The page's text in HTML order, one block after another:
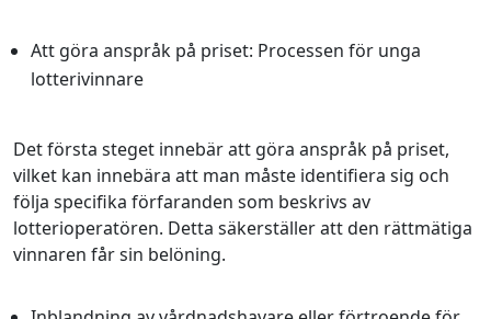
Att göra anspråk på priset: Processen för unga
lotterivinnare
Det första steget innebär att göra anspråk på priset,
vilket kan innebära att man måste identifiera sig och
följa specifika förfaranden som beskrivs av
lotterioperatören. Detta säkerställer att den rättmätiga
vinnaren får sin belöning.